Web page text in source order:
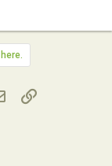
Email Lien